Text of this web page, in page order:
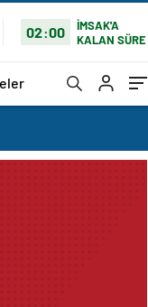
02:00
İMSAK'A
KALAN SÜRE